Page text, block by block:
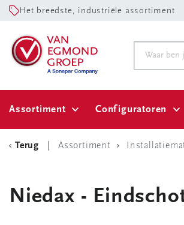
Het breedste, industriële assortiment
Assortiment Configuratoren
Terug Assortiment
Niedax -